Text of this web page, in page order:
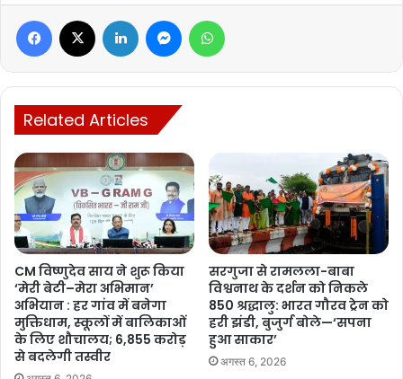
उत्साह देखा जा रहा है। बताया जा रहा है कि 10 मई को होने वाले मुकाबले को
देखने Akash Ambani भी रायपुर आ सकते हैं। इसके अलावा 13 मई को होने
वाले आरसीबी और Kolkata Knight Riders के मैच के लिए बॉलीवुड
राजधानी रायपुर में आईपीएल के दो मुकाबलों की मेजबानी को लेकर क्रिकेट
प्रेमियों में खास उत्साह है। इसे लेकर मुख्यमंत्री Vishnu Deo Sai की पहल
और प्रयासों की भी चर्चा हो रही है। खिलाड़ियों के पारंपरिक स्वागत ने खेल के
साथ-साथ छत्तीसगढ़ की संस्कृति को भी राष्ट्रीय स्तर पर नई पहचान दिलाई है।
Manish Tiwari
Facebook LinkedIn Messenger
Related Articles
CM विष्णुदेव साय ने शुरू किया
‘मेरी बेटी–मेरा अभिमान’
अभियान : हर गांव में बनेगा
मुक्तिधाम, स्कूलों में बालिकाओं
के लिए शौचालय; 6,855 करोड़
से बदलेगी तस्वीर
सरगुजा से रामलला-बाबा
विश्वनाथ के दर्शन को निकले
850 श्रद्धालु: भारत गौरव ट्रेन को
हरी झंडी, बुजुर्ग बोले—‘सपना
हुआ साकार’
अगस्त 6, 2026